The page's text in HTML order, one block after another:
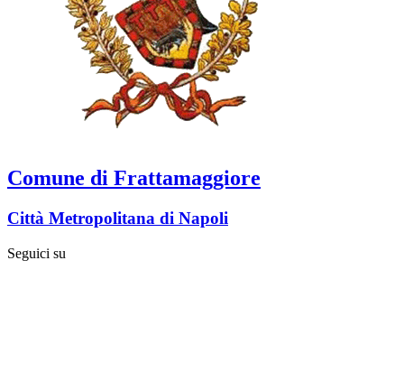
Comune di Frattamaggiore
Città Metropolitana di Napoli
Seguici su